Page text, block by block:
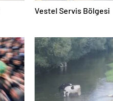
Vestel Servis Bölgesi